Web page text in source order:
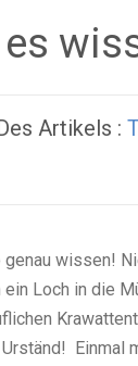
Artikels :
wissen!
Loch in die